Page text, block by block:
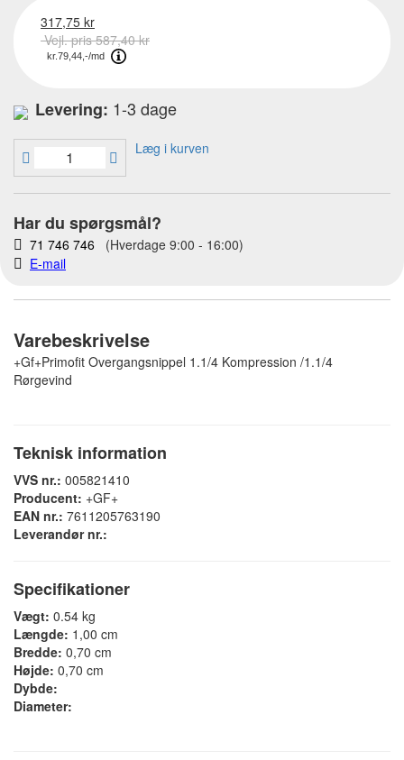
317,75 kr
Vejl. pris 587,40 kr
Levering: 1-3 dage
Læg i kurven
Har du spørgsmål?
71 746 746 (Hverdage 9:00 - 16:00)
E-mail
Varebeskrivelse
+Gf+Primofit Overgangsnippel 1.1/4 Kompression /1.1/4
Rørgevind
Teknisk information
VVS nr.: 005821410
Producent: +GF+
EAN nr.: 7611205763190
Leverandør nr.:
Specifikationer
Vægt: 0.54 kg
Længde: 1,00 cm
Bredde: 0,70 cm
Højde: 0,70 cm
Dybde:
Diameter: